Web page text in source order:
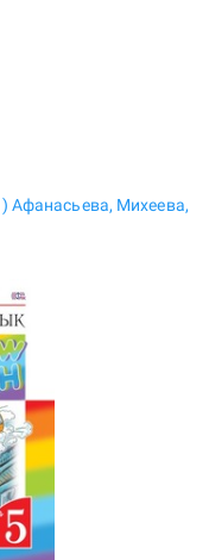
Афанасьева, Михеева,